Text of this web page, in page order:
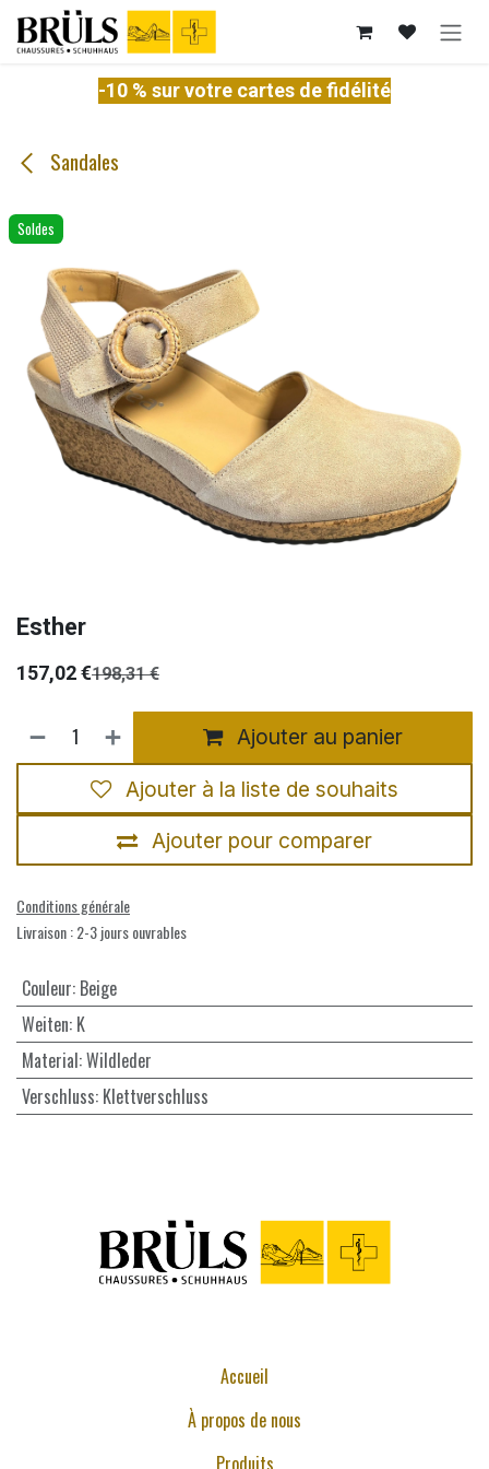
Se rendre au contenu
-10 % sur votre cartes de fidélité
Sandales
Soldes
Esther
157,02€198,31€
Ajouter au panier
Ajouter pour comparer
Ajouter à la liste de souhaits
Conditions générale
Livraison : 2-3 jours ouvrables
Couleur: Beige
Weiten: K
Material:Wildleder
Verschluss: Klettverschluss
Accueil
À propos de nous